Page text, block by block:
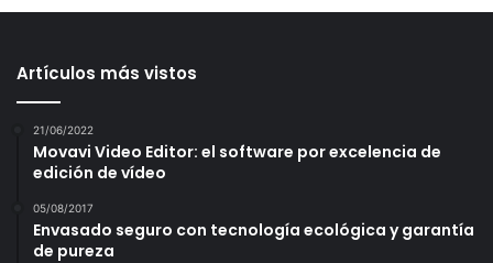
Artículos más vistos
21/06/2022
Movavi Video Editor: el software por excelencia de
edición de vídeo
05/08/2017
Envasado seguro con tecnología ecológica y garantía
de pureza